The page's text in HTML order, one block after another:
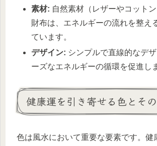
素材: 自然素材（レザーやコット
財布は、エネルギーの流れを整え
ています。
デザイン: シンプルで直線的なデ
ーズなエネルギーの循環を促進し
健康運を引き寄せる色とそ
色は風水において重要な要素です。健